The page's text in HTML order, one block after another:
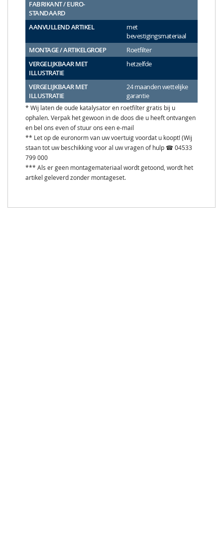
FABRIKANT / EURO-
STANDAARD
AANVULLEND ARTIKEL
met
bevestigingsmateriaal
MONTAGE / ARTIKELGROEP
Roetfilter
VERGELIJKBAAR MET
ILLUSTRATIE
hetzelfde
VERGELIJKBAAR MET
ILLUSTRATIE
24 maanden wettelijke
garantie
* Wij laten de oude katalysator en roetfilter gratis bij u
ophalen. Verpak het gewoon in de doos die u heeft ontvangen
en bel ons even of stuur ons een e-mail
** Let op de euronorm van uw voertuig voordat u koopt! (Wij
staan tot uw beschikking voor al uw vragen of hulp ☎ 04533
799 000
*** Als er geen montagemateriaal wordt getoond, wordt het
artikel geleverd zonder montageset.